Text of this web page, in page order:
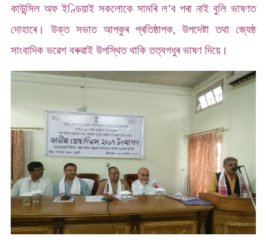
কাউন্সিল অফ ইণ্ডিয়াই সকলোকে সামৰি ল’ব পৰা নাই বুলি ভাষণত
দোহাৰে। উক্ত সভাত আপকুৰ প্ৰতিষ্ঠাপক, উপদেষ্টা তথা জ্যেষ্ঠ
সাংবাদিক ভৱেশ বৰুৱাই উপস্থিত থাকি তত্বগধুৰ ভাষণ দিয়ে।